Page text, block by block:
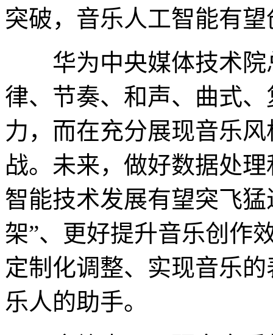
突破，音乐人工智能有
华为中央媒体技术院
律、节奏、和声、曲式
力，而在充分展现音乐
战。未来，做好数据处
智能技术发展有望突飞
架”、更好提升音乐创作
定制化调整、实现音乐
乐人的助手。